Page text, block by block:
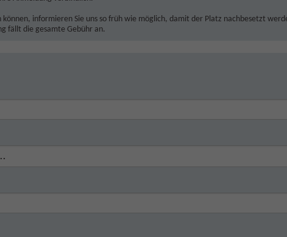
informieren Sie uns so früh wie möglich, damit der Platz nachbesetzt
fällt die gesamte Gebühr an.